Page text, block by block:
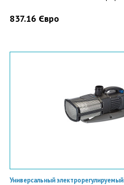
837.16 Євро
Универсальный